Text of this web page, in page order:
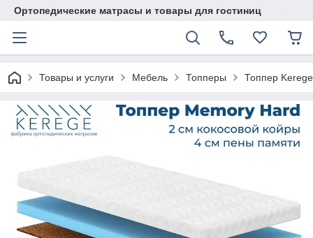
Ортопедические матрасы и товары для гостиниц
Товары и услуги Мебель Топперы Топпер